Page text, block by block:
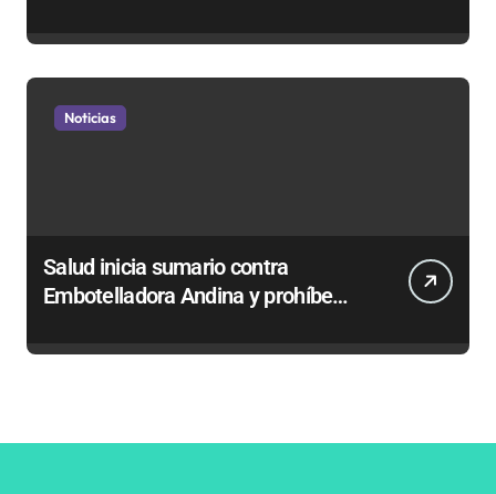
empresa 100% estatal
Noticias
Salud inicia sumario contra
Embotelladora Andina y prohíbe
laborales